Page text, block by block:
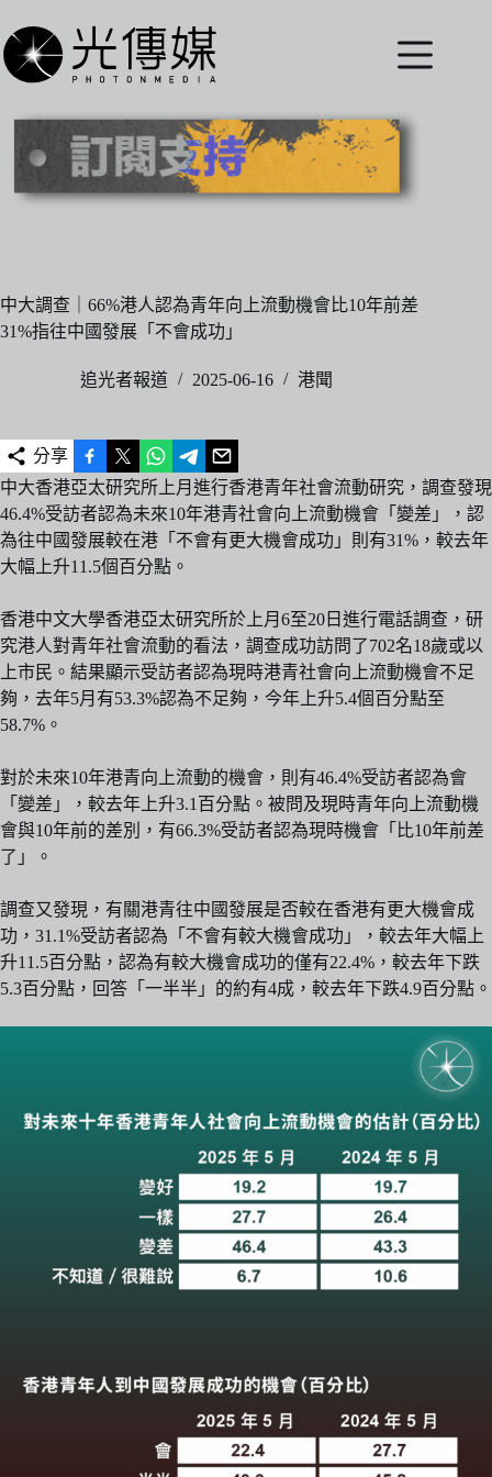
至
主
內
中大調查｜66%港人認為青年向上流動機會比10年前差
31%指往中國發展「不會成功」
追光者報道 2025-06-16 港聞
分享
中大香港亞太研究所上月進行香港青年社會流動研究，調查發現
46.4%受訪者認為未來10年港青社會向上流動機會「變差」，認
為往中國發展較在港「不會有更大機會成功」則有31%，較去年
大幅上升11.5個百分點。
香港中文大學香港亞太研究所於上月6至20日進行電話調查，研
究港人對青年社會流動的看法，調查成功訪問了702名18歲或以
上市民。結果顯示受訪者認為現時港青社會向上流動機會不足
夠，去年5月有53.3%認為不足夠，今年上升5.4個百分點至
58.7%。
對於未來10年港青向上流動的機會，則有46.4%受訪者認為會
「變差」，較去年上升3.1百分點。被問及現時青年向上流動機
會與10年前的差別，有66.3%受訪者認為現時機會「比10年前差
了」。
調查又發現，有關港青往中國發展是否較在香港有更大機會成
功，31.1%受訪者認為「不會有較大機會成功」，較去年大幅上
升11.5百分點，認為有較大機會成功的僅有22.4%，較去年下跌
5.3百分點，回答「一半半」的約有4成，較去年下跌4.9百分點。